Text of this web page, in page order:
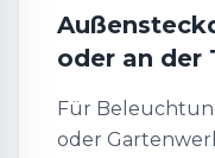
oder an der
Für
oder